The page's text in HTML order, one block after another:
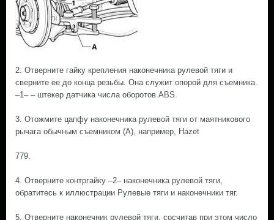
2. Отверните гайку крепления наконечника рулевой тяги и
сверните ее до конца резьбы. Она служит опорой для съемника.
–1– – штекер датчика числа оборотов ABS.
3. Отожмите цапфу наконечника рулевой тяги от маятникового
рычага обычным съемником (А), например, Hazet
779.
4. Отверните контргайку –2– наконечника рулевой тяги,
обратитесь к иллюстрации Рулевые тяги и наконечники тяг.
5. Отверните наконечник рулевой тяги, сосчитав при этом число